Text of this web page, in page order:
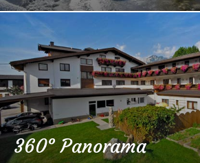
360° Panorama